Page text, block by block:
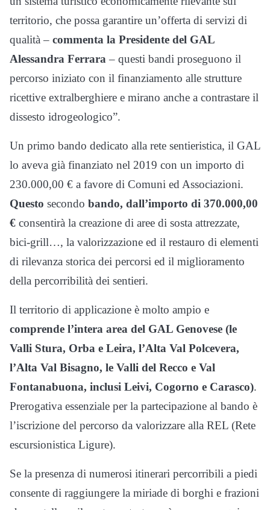
territorio, che possa garantire un’offerta di servizi di
qualità – commenta la Presidente del GAL
Alessandra Ferrara– questi bandi proseguono il
percorso iniziato con il finanziamento alle strutture
ricettive extralberghiere e mirano anche a contrastare il
dissesto idrogeologico”.
Un primo bando dedicato alla rete sentieristica, il GAL
lo aveva già finanziato nel 2019 con un importo di
230.000,00 € a favore di Comuni ed Associazioni.
Questo secondo bando, dall’importo di 370.000,00
€ consentirà la creazione di aree di sosta attrezzate,
bici-grill…, la valorizzazione ed il restauro di elementi
di rilevanza storica dei percorsi ed il miglioramento
della percorribilità dei sentieri.
Il territorio di applicazione è molto ampio e
comprende l’intera area del GAL Genovese (le
Valli Stura, Orba e Leira, l’Alta Val Polcevera,
l’Alta Val Bisagno, le Valli del Recco e Val
Fontanabuona, inclusi Leivi, Cogorno e Carasco).
Prerogativa essenziale per la partecipazione al bando è
l’iscrizione del percorso da valorizzare alla REL (Rete
escursionistica Ligure).
Se la presenza di numerosi itinerari percorribili a piedi
consente di raggiungere la miriade di borghi e frazioni